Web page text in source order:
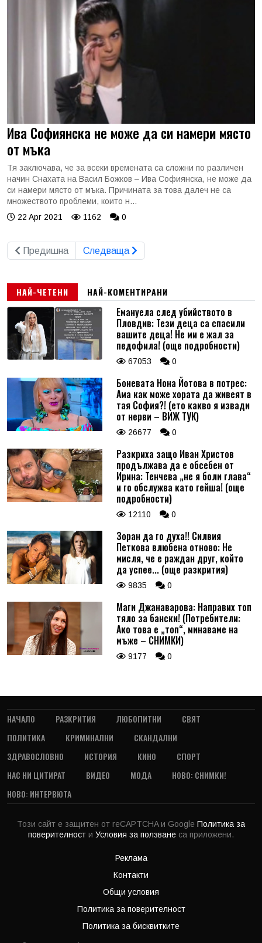
Ива Софиянска не може да си намери място
от мъка
Тя заключава, че за всеки времената са сложни по различен
начин Снахата на Васил Божков – Ива Софиянска, не може да
си намери място от мъка. Причината за това далеч не са
множеството проблеми, които н...
22 Apr 2021
1162 0
Предишна Следваща
НАЙ-ЧЕТЕНИ НАЙ-КОМЕНТИРАНИ
Емануела след убийството в
Пловдив: Тези деца са спасили
вашите деца! Не ми е жал за
педофила! (още подробности)
67053 0
Боневата Нона Йотова в потрес:
Ама как може хората да живеят в
тая София?! (ето какво я извади
от нерви – ВИЖ ТУК)
26677 0
Разкриха защо Иван Христов
продължава да е обсебен от
Ирина: Тенчева „не я боли глава“
и го обслужва като гейша! (още
подробности)
12110 0
Зоран да го духа!! Силвия
Петкова влюбена отново: Не
мисля, че е раждан друг, който
да успее... (още разкрития)
9835 0
Маги Джанаварова: Направих топ
тяло за бански! (Потребители:
Ако това е „топ“, минаваме на
мъже – СНИМКИ)
9177 0
НАЧАЛО РАЗКРИТИЯ ЛЮБОПИТНИ
СВЯТ
ПОЛИТИКА
КРИМИНАЛНИ
СКАНДАЛНИ
ЗДРАВОСЛОВНО
ИСТОРИЯ КИНО
СПОРТ
НАС НИ ЦИТИРАТ
ВИДЕО МОДА
НОВО: СНИМКИ!
НОВО: ИНТЕРВЮТА
Този сайт е защитен от reCAPTCHA и Google Политика за
поверителност и Условия за ползване са приложени.
Реклама
Контакти
Общи условия
Политика за поверителност
Политика за бисквитките